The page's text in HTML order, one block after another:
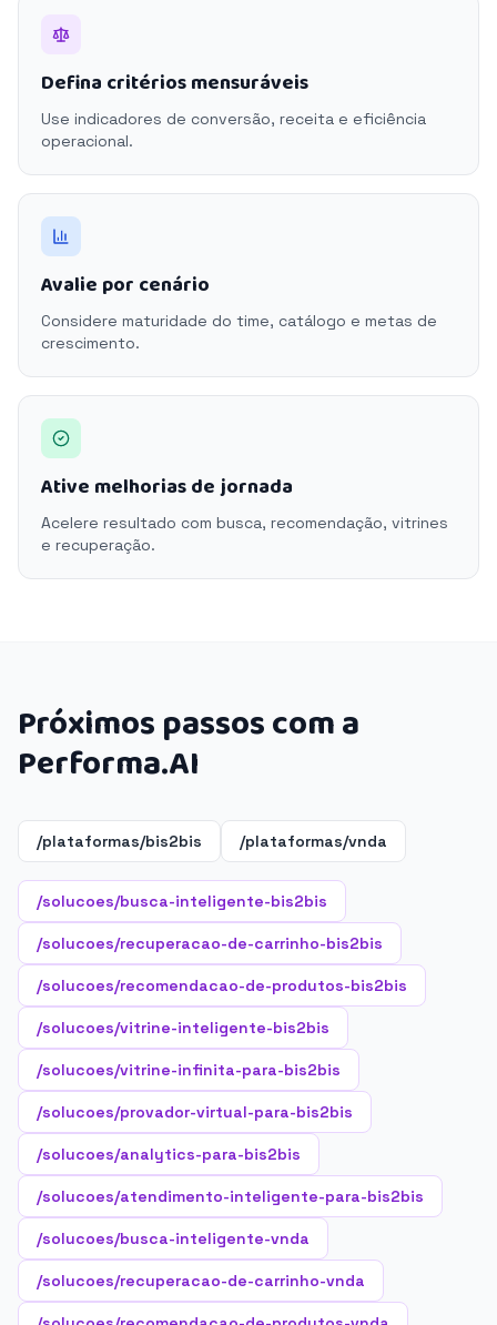
Defina critérios mensuráveis
Use indicadores de conversão, receita e eficiência
operacional.
Avalie por cenário
Considere maturidade do time, catálogo e metas de
crescimento.
Ative melhorias de jornada
Acelere resultado com busca, recomendação, vitrines
e recuperação.
Próximos passos com a
Performa.AI
/plataformas/bis2bis /plataformas/vnda
/solucoes/busca-inteligente-bis2bis
/solucoes/recuperacao-de-carrinho-bis2bis
/solucoes/recomendacao-de-produtos-bis2bis
/solucoes/vitrine-inteligente-bis2bis
/solucoes/vitrine-infinita-para-bis2bis
/solucoes/provador-virtual-para-bis2bis
/solucoes/analytics-para-bis2bis
/solucoes/atendimento-inteligente-para-bis2bis
/solucoes/busca-inteligente-vnda
/solucoes/recuperacao-de-carrinho-vnda